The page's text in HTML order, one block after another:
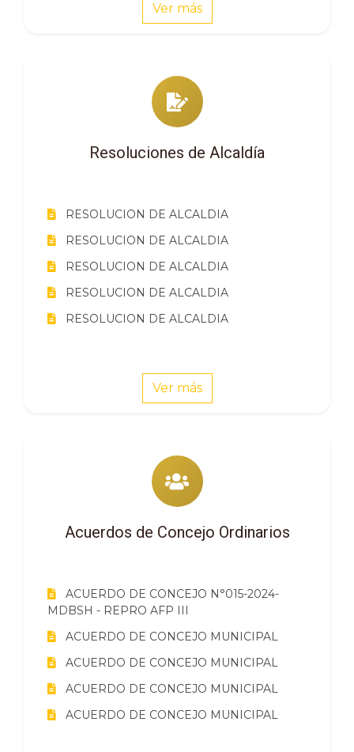
Ver más
Resoluciones de Alcaldía
RESOLUCION DE ALCALDIA
RESOLUCION DE ALCALDIA
RESOLUCION DE ALCALDIA
RESOLUCION DE ALCALDIA
RESOLUCION DE ALCALDIA
Ver más
Acuerdos de Concejo Ordinarios
ACUERDO DE CONCEJO N°015-2024-
MDBSH - REPRO AFP III
ACUERDO DE CONCEJO MUNICIPAL
ACUERDO DE CONCEJO MUNICIPAL
ACUERDO DE CONCEJO MUNICIPAL
ACUERDO DE CONCEJO MUNICIPAL